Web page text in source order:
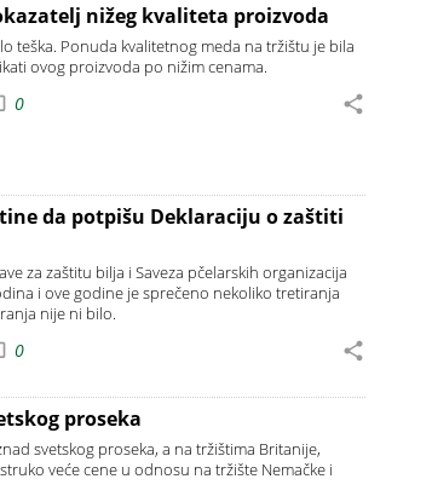
nižeg kvaliteta proizvoda
teška. Ponuda kvalitetnog meda na tržištu je bila
ovog proizvoda po nižim cenama.
0
da potpišu Deklaraciju o zaštiti
za zaštitu bilja i Saveza pčelarskih organizacija
i ove godine je sprečeno nekoliko tretiranja
nije ni bilo.
0
proseka
svetskog proseka, a na tržištima Britanije,
veće cene u odnosu na tržište Nemačke i